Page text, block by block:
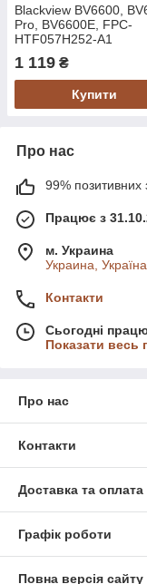
Blackview BV6600,
Pro, BV6600E, FPC-
HTF057H252-A1
черный
1 119 ₴
Купити
Про нас
99% позитивних
Працює з
м. Украина
Украина, Україна
Контакти
Сьогодні
Показати весь
Про нас
Контакти
Доставка та оплата
Графік роботи
Повна версія сайту